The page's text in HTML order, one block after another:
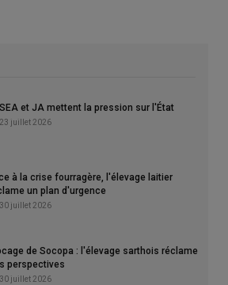
et JA mettent la pression sur l'État
23 juillet 2026
à la crise fourragère, l'élevage laitier
un plan d'urgence
30 juillet 2026
de Socopa : l'élevage sarthois réclame
perspectives
30 juillet 2026